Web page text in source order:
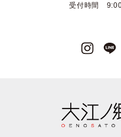
受付時間 9:00